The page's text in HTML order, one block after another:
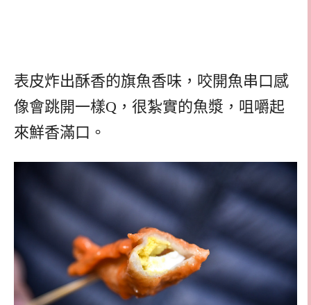
表皮炸出酥香的旗魚香味，咬開魚串口感
像會跳開一樣Q，很紮實的魚漿，咀嚼起
來鮮香滿口。